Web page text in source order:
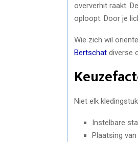
oververhit raakt.
oploopt. Door je
Wie zich wil
Bertschat diverse
Niet elk
Instelbare
Plaatsing